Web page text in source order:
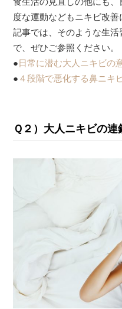
度な運動などもニキビ改
記事では、そのような生
で、ぜひご参照ください。
●日常に潜む大人ニキビの
● ４段階で悪化する鼻ニキ
Ｑ２）大人ニキビの連